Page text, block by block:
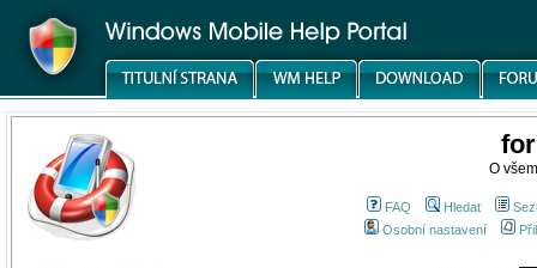
O
FAQ Hledat
Osobní nastavení